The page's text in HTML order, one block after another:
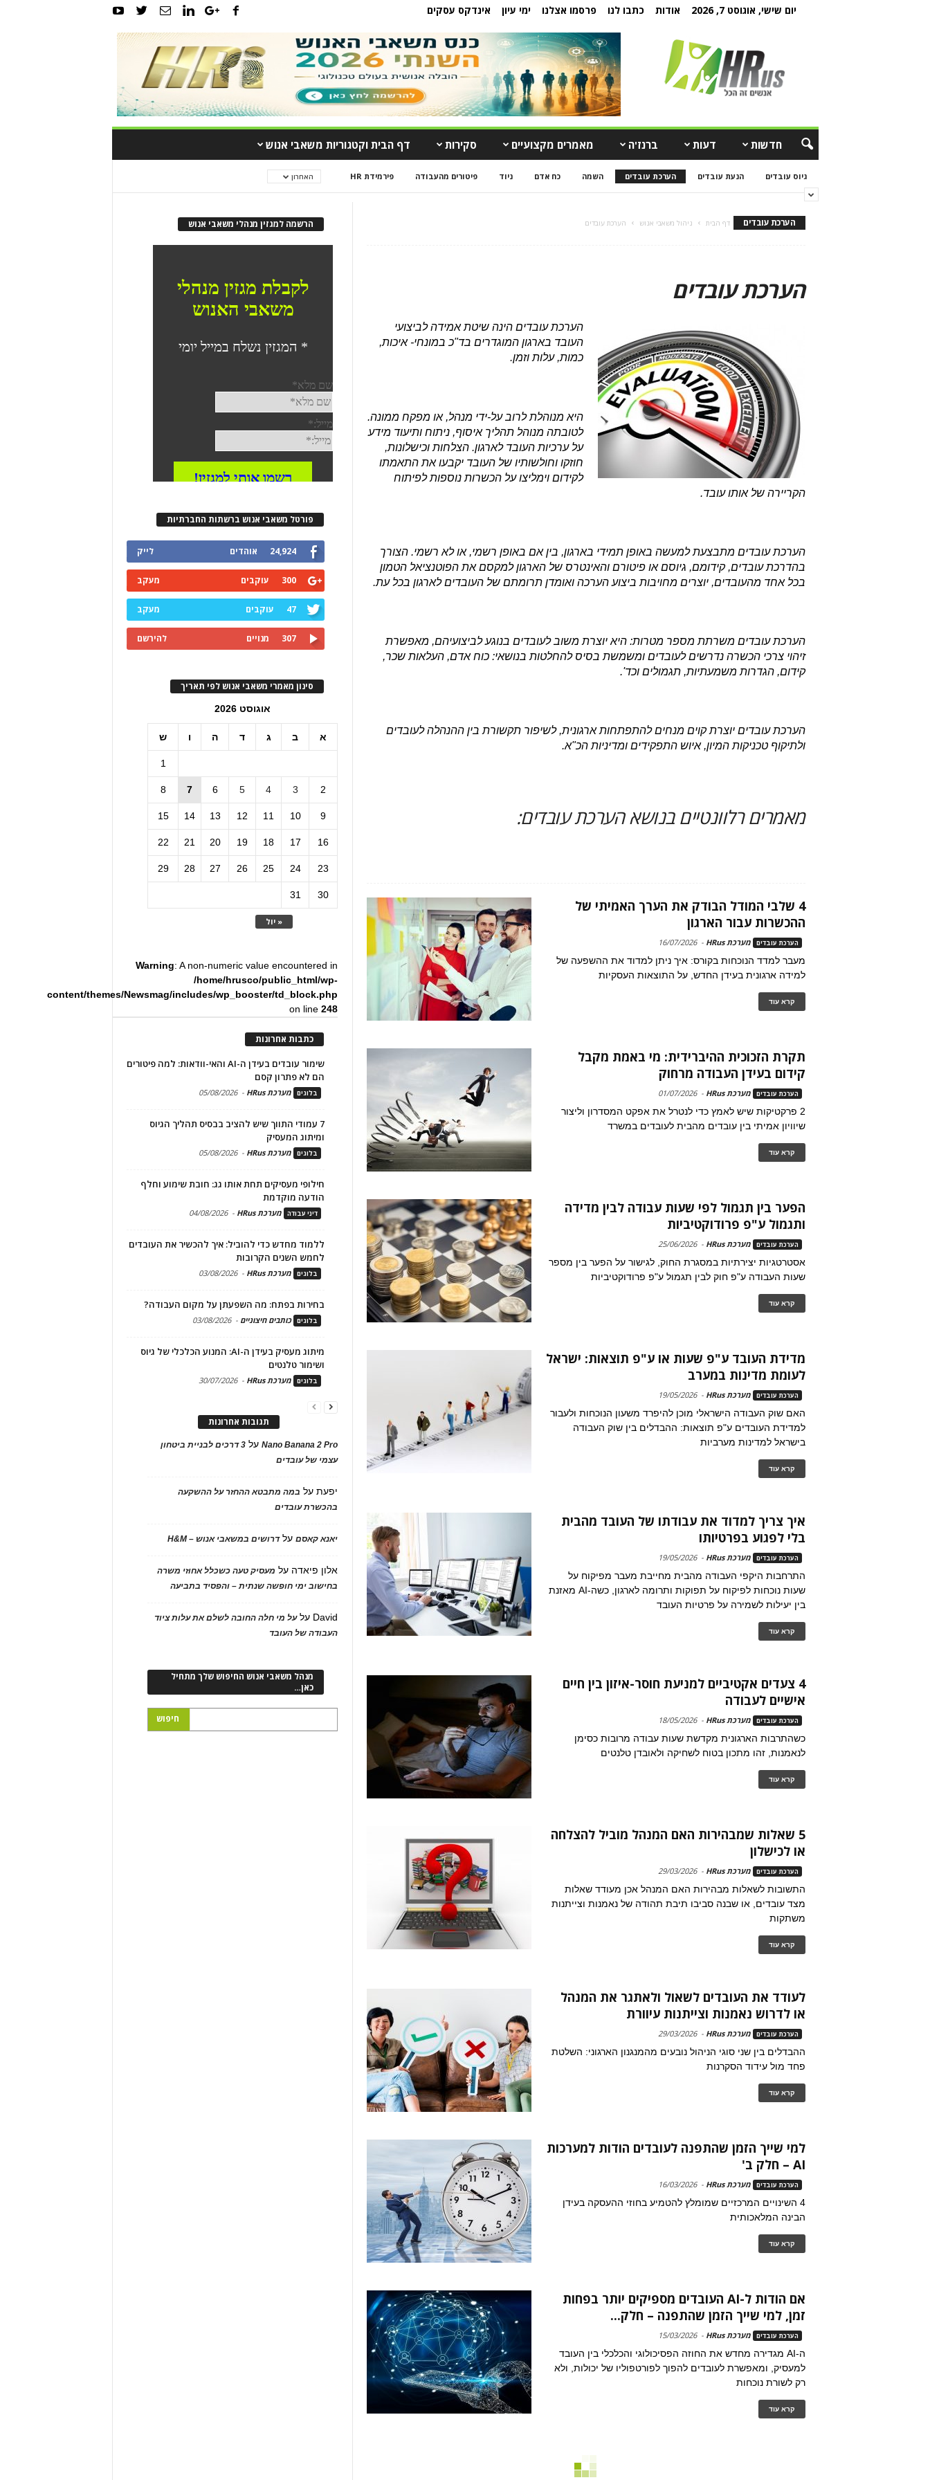
יום שישי, אוגוסט 7, 2026 אודות כתבו לנו פרסמו אצלנו ימי עיון אינדקס עסקים
חדשות דעות ברנז'ה מאמרים מקצועיים סקירות דף הבית וקטגוריות משאבי אנוש
גיוס עובדים הנעת עובדים הערכת עובדים השמה כח אדם ניוד פיטורים מהעבודה פירמידת HR האחרון
הערכת עובדים דף הבית ניהול משאבי אנוש הערכת עובדים
הערכת עובדים
הערכת עובדים הינה שיטת אמידה לביצועי
העובד בארגון המוגדרים בד"כ במונחי- איכות,
כמות, עלות וזמן.
היא מנוהלת לרוב על-ידי מנהל, או מפקח ממונה.
לטובתה מנוהל תהליך איסוף, ניתוח ותיעוד מידע
על ערכיות העובד לארגון. הצלחות וכישלונות,
חוזקו וחולשותיו של העובד יקבעו את התאמתו
לקידום וימליצו על הכשרות נוספות לפיתוח
הקריירה של אותו עובד.
הערכת עובדים מתבצעת למעשה באופן תמידי בארגון, בין אם באופן רשמי, או לא רשמי. הצורך
בהדרכת עובדים, קידומם, גיוסם או פיטורם והאינטרס של הארגון למקסם את הפוטנציאל הטמון
בכל אחד מהעובדים, יוצרים מחויבות ביצוע הערכה ואומדן תרומתם של העובדים לארגון בכל עת.
הערכת עובדים משרתת מספר מטרות: היא יוצרת משוב לעובדים בנוגע לביצועיהם, מאפשרת
זיהוי צרכי הכשרה נדרשים לעובדים ומשמשת בסיס להחלטות בנושאי: כוח אדם, העלאות שכר,
קידום, הגדרות משמעתיות, תגמולים וכד'.
הערכת עובדים יוצרת קוים מנחים להתפתחות ארגונית, לשיפור תקשורת בין ההנהלה לעובדים
ולתיקוף טכניקות המיון, איוש התפקידים ומדיניות הכ"א.
מאמרים רלוונטיים בנושא הערכת עובדים:
4 שלבי המודל הבודק את הערך האמיתי של
ההכשרות עבור הארגון
הערכת עובדים מערכת HRus -
16/07/2026
מעבר למדד הנוכחות בקורס: איך ניתן למדוד את ההשפעה של
למידה ארגונית בעידן החדש, על התוצאות העסקיות
קרא עוד
תקרת הזכוכית ההיברידית: מי באמת מקבל
קידום בעידן העבודה מרחוק
הערכת עובדים מערכת HRus -
01/07/2026
2 פרקטיקות שיש לאמץ כדי לנטרל את אפקט המסדרון וליצור
שיוויון אמיתי בין עובדים מהבית לעובדים במשרד
קרא עוד
הפער בין תגמול לפי שעות עבודה לבין מדידה
ותגמול ע"פ פרודוקטיביות
הערכת עובדים מערכת HRus -
25/06/2026
אסטרטגיות יצירתיות במסגרת החוק, לגישור על הפער בין מספר
שעות העבודה ע"פ חוק לבין תגמול ע"פ פרודוקטיביות
קרא עוד
מדידת העובד ע"פ שעות או ע"פ תוצאות: ישראל
לעומת מדינות במערב
הערכת עובדים מערכת HRus -
19/05/2026
האם שוק העבודה הישראלי מוכן להיפרד משעון הנוכחות ולעבור
למדידת העובדים ע"פ תוצאות: ההבדלים בין שוק העבודה
בישראל למדינות מערביות
קרא עוד
איך צריך למדוד את עבודתו של העובד מהבית
בלי לפגוע בפרטיותו
הערכת עובדים מערכת HRus -
19/05/2026
התרחבות היקפי העבודה מהבית מחייבת מעבר מפיקוח על
שעות נוכחות לפיקוח על תפוקות ותרומה לארגון, כשה-AI מאזנת
בין יעילות לשמירה על פרטיות העובד
קרא עוד
4 צעדים אקטיביים למניעת חוסר-איזון בין חיים
אישיים לעבודה
הערכת עובדים מערכת HRus -
18/05/2026
כשהתרבות הארגונית מקדשת שעות עבודה מרובות כסימן
לנאמנות, זהו מתכון בטוח לשחיקה ולאובדן טלנטים
קרא עוד
5 שאלות שמבהירות האם המנהל מוביל להצלחה
או לכישלון
הערכת עובדים מערכת HRus -
29/03/2026
התשובות לשאלות מבהירות האם המנהל אכן מעודד שאלות
מצד עובדים, או שבנה סביבו תיבת תהודה של נאמנות וצייתנות
משתקות
קרא עוד
לעודד את העובדים לשאול ולאתגר את המנהל
או לדרוש נאמנות וצייתנות עיוורת
הערכת עובדים מערכת HRus -
29/03/2026
ההבדלים בין שני סוגי הניהול נובעים מהמנגנון הארגוני: השלטת
פחד מול עידוד הסקרנות
קרא עוד
למי שייך הזמן שהתפנה לעובדים הודות למערכות
AI – חלק ב'
הערכת עובדים מערכת HRus -
16/03/2026
4 השינויים המרכזיים שמומלץ להטמיע בחוזי ההעסקה בעידן
הבינה המלאכותית
קרא עוד
אם הודות ל-AI העובדים מספיקים יותר בפחות
זמן, למי שייך הזמן שהתפנה – חלק...
הערכת עובדים מערכת HRus -
15/03/2026
ה-AI מגדירה מחדש את החוזה הפסיכולוגי והכלכלי בין העובד
למעסיק, ומאפשרת לעובדים להפוך לפורטפוליו של יכולות, ולא
רק לשורת נוכחות
קרא עוד
הרשמה למגזין מנהלי משאבי אנוש
פורטל משאבי אנוש ברשתות החברתיות
24,924 אוהדים לייק
300 עוקבים מעקב
47 עוקבים מעקב
307 מנויים להירשם
סינון מאמרי משאבי אנוש לפי תאריך
אוגוסט 2026
א ב ג ד ה ו ש
« יול
1
2
3
4
5
6
7
8
9
10
11
12
13
14
15
16
17
18
19
20
21
22
23
24
25
26
27
28
29
30
31
Warning: A non-numeric value encountered in
/home/hrusco/public_html/wp-
content/themes/Newsmag/includes/wp_booster/td_block.php
on line248
כתבות אחרונות
שימור עובדים בעידן ה-AI והאי-וודאות: למה פיטורים
הם לא פתרון קסם
בלוגים מערכת HRus -
05/08/2026
7 עמודי התווך שיש להציב בבסיס תהליך הגיוס
ומיתוג המעסיק
בלוגים מערכת HRus -
05/08/2026
חילופי מעסיקים תחת אותו גג: חובת שימוע וחלף
הודעה מוקדמת
דיני עבודה מערכת HRus -
04/08/2026
ללמוד מחדש כדי להוביל: איך להכשיר את העובדים
לחמש השנים הקרובות
בלוגים מערכת HRus -
03/08/2026
בחירות בפתח: מה השפעתן על מקום העבודה?
בלוגים כותבים חיצוניים -
03/08/2026
מיתוג מעסיק בעידן ה-AI: המנוע הכלכלי של גיוס
ושימור טלנטים
בלוגים מערכת HRus -
30/07/2026
תגובות אחרונות
Nano Banana 2 Proעל
3 דרכים לבניית ביטחון
עצמי של עובדים
יפעתעל במה מתבטא ההחזר על ההשקעה
בהכשרת עובדים
יאנא קאסםעלדרושים במשאבי אנוש – H&M
אלון פיאדה על מעסיק טעה כשכלל אחוזי משרה
בחישוב ימי חופשה שנתית – והפסיד בתביעה
David עלעל מי חלה החובה לשלם את עלות ציוד
העבודה של העובד
מנהל משאבי אנוש החיפוש שלך מתחיל
כאן…